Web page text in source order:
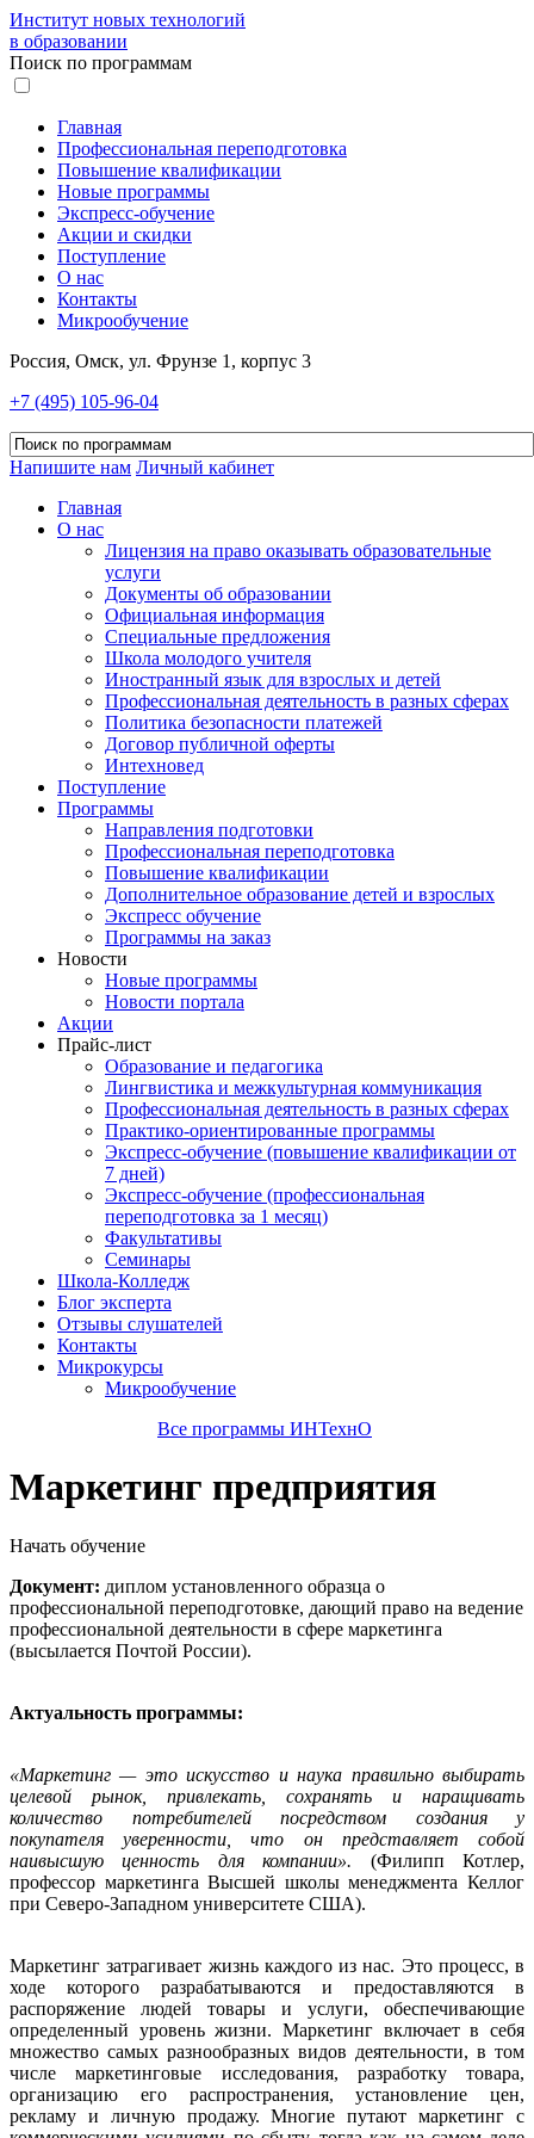
Институт новых технологий
в образовании
Поиск по программам
Главная
Профессиональная переподготовка
Повышение квалификации
Новые программы
Экспресс-обучение
Акции и скидки
Поступление
О нас
Контакты
Микрообучение
Россия, Омск, ул. Фрунзе 1, корпус 3
+7 (495) 105-96-04
Напишите нам Личный кабинет
Главная
О нас
Лицензия на право оказывать образовательные
услуги
Документы об образовании
Официальная информация
Специальные предложения
Школа молодого учителя
Иностранный язык для взрослых и детей
Профессиональная деятельность в разных сферах
Политика безопасности платежей
Договор публичной оферты
Интехновед
Поступление
Программы
Направления подготовки
Профессиональная переподготовка
Повышение квалификации
Дополнительное образование детей и взрослых
Экспресс обучение
Программы на заказ
Новости
Новые программы
Новости портала
Акции
Прайс-лист
Образование и педагогика
Лингвистика и межкультурная коммуникация
Профессиональная деятельность в разных сферах
Практико-ориентированные программы
Экспресс-обучение (повышение квалификации от
7 дней)
Экспресс-обучение (профессиональная
переподготовка за 1 месяц)
Факультативы
Семинары
Школа-Колледж
Блог эксперта
Отзывы слушателей
Контакты
Микрокурсы
Микрообучение
Все программы ИНТехнО
Маркетинг предприятия
Начать обучение
Документ: диплом установленного образца о
профессиональной переподготовке, дающий право на ведение
профессиональной деятельности в сфере маркетинга
(высылается Почтой России).
Актуальность программы:
«Маркетинг — это искусство и наука правильно выбирать
целевой рынок, привлекать, сохранять и наращивать
количество потребителей посредством создания у
покупателя уверенности, что он представляет собой
наивысшую ценность для компании». (Филипп Котлер,
профессор маркетинга Высшей школы менеджмента Келлог
при Северо-Западном университете США).
Маркетинг затрагивает жизнь каждого из нас. Это процесс, в
ходе которого разрабатываются и предоставляются в
распоряжение людей товары и услуги, обеспечивающие
определенный уровень жизни. Маркетинг включает в себя
множество самых разнообразных видов деятельности, в том
числе маркетинговые исследования, разработку товара,
организацию его распространения, установление цен,
рекламу и личную продажу. Многие путают маркетинг с